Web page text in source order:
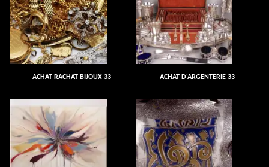
ACHAT RACHAT BIJOUX 33 ACHAT D'ARGENTERIE 33